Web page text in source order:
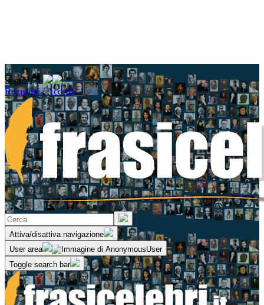
Seguici su
Registrati / Accedi
Attiva/disattiva navigazione
User area
Toggle search bar